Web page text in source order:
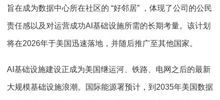
旨在成为数据中心所在社区的 “好邻居” ，体现了公司的公民
责任感以及对运营成功AI基础设施所需的长期考量。该计划
将在2026年于美国迅速落地，并随后推广至其他国家。
AI基础设施建设正成为美国继运河、铁路、电网之后的最新
大规模基础设施浪潮。国际能源署预计，到2035年美国数据